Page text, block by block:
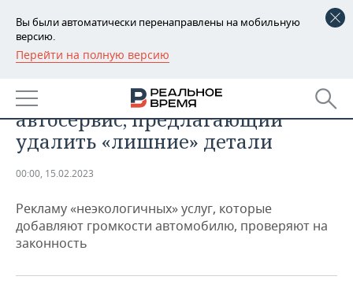
Вы были автоматически перенаправлены на мобильную
версию.
Перейти на полную версию
РЕГИОНЫ
БАШКОРТОСТАН
ТАТАРСТАН
НОВОСТИ
АНАЛИТИКА
ДЕКЛАРАЦИИ О ДОХОДАХ
КОРОЛИ ГОСЗАКАЗА ПФО
ВУЗЫ ТАТАРСТАНА
НОВОСТИ ЭКОНОМИКИ
ФИНАНСЫ
БАНКИ
ПРОМЫШЛЕННОСТЬ
НОВОСТИ
ПРОМЫШЛЕННОСТИ
НЕДВИЖИМОСТЬ
НОВОСТИ НЕДВИЖИМОСТИ
АВТО
В Татарстане проверяют
автосервис, предлагающий
удалить «лишние» детали
00:00, 15.02.2023
Рекламу «неэкологичных» услуг, которые
добавляют громкости автомобилю, проверяют на
законность